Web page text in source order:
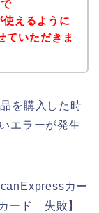
えるように
ていただきま
を購入した時
エラーが発生
カー
ード 失敗】